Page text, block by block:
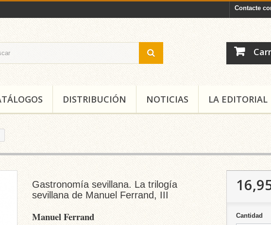
Contacte
DISTRIBUCIÓN NOTICIAS LA EDITORIAL
Gastronomía sevillana. La trilogía
sevillana de Manuel Ferrand, III
Manuel Ferrand Cantidad